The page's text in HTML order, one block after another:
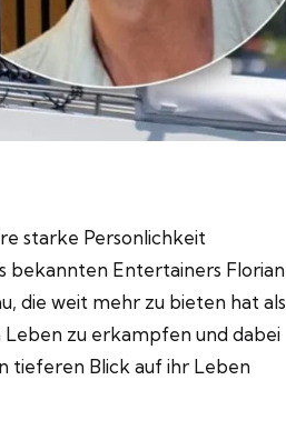
starke Personlichkeit
bekannten Entertainers Florian
die weit mehr zu bieten hat als
Leben zu erkampfen und dabei
tieferen Blick auf ihr Leben